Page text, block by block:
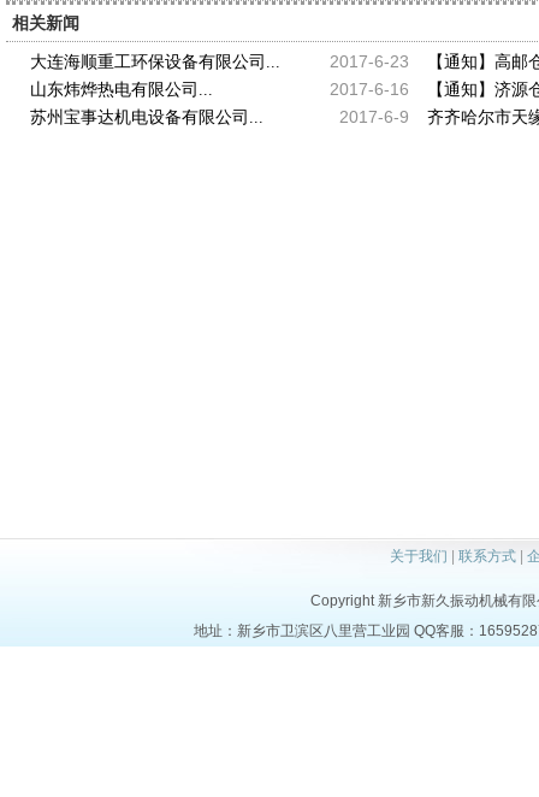
相关新闻
2017-6-23
大连海顺重工环保设备有限公司... 【通知】高邮
2017-6-16
山东炜烨热电有限公司... 【通知】济源
2017-6-9
苏州宝事达机电设备有限公司... 齐齐哈尔市天
关于我们 | 联系方式|
Copyright 新乡市新久振动机械有
地址：新乡市卫滨区八里营工业园 QQ客服：